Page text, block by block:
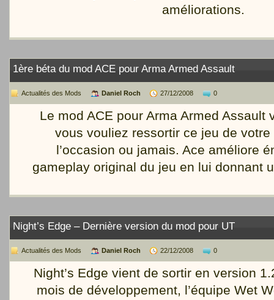
améliorations.
1ère béta du mod ACE pour Arma Armed Assault
Actualités des Mods Daniel Roch 27/12/2008 0
Le mod ACE pour Arma Armed Assault
vous vouliez ressortir ce jeu de votre
l’occasion ou jamais. Ace améliore
gameplay original du jeu en lui donnant
Night’s Edge – Dernière version du mod pour UT
Actualités des Mods Daniel Roch 22/12/2008 0
Night’s Edge vient de sortir en version
mois de développement, l’équipe Wet